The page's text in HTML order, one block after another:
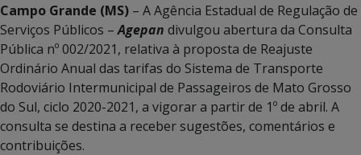
Campo Grande (MS) – A Agência Estadual de Regulação de
Serviços Públicos –Agepan divulgou abertura da Consulta
Pública nº 002/2021, relativa à proposta de Reajuste
Ordinário Anual das tarifas do Sistema de Transporte
Rodoviário Intermunicipal de Passageiros de Mato Grosso
do Sul, ciclo 2020-2021, a vigorar a partir de 1º de abril. A
consulta se destina a receber sugestões, comentários e
contribuições.